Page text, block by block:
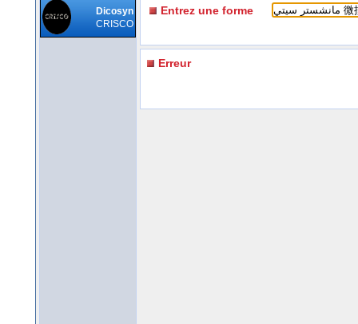
Dicosyn
CRISCO
Entrez une forme
Erreur